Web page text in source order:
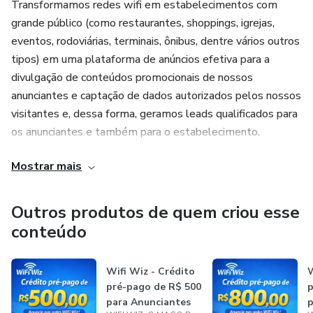
visitante de nossas redes wifi.
9. Seus anúncios param de ser exibidos quando os créditos
do pacote acabarem ou quando os limites diários
escolhidos por você forem atingidos (retomando no
próximo dia). Adquira mais créditos e acumule os novos
créditos aos existentes sem perder nada.
10. Venda mais! Mostramos o anúncio certo, para o
Adquira pacotes maiores para ter o custo de visualização
Para saber mais: https://wifiwiz.net.br/anunciantes
Transformamos redes wifi em estabelecimentos com
grande público (como restaurantes, shoppings, igrejas,
eventos, rodoviárias, terminais, ônibus, dentre vários outros
tipos) em uma plataforma de anúncios efetiva para a
divulgação de conteúdos promocionais de nossos
anunciantes e captação de dados autorizados pelos nossos
visitantes e, dessa forma, geramos leads qualificados para
os anunciantes e também para o estabelecimento.
Além de mostrar anúncios em redes wifi, também
onde toda a gestão de anúncios é feita de forma fácil e
automatizada pela nossa plataforma WEB, sem
necessidade de procedimentos manuais e perda de tempo!
Nas redes wifi, nossos visitantes fornecem seus dados em
troca de conectividade gratuita e procuram por benefícios e
Mostrar mais
Outros produtos de quem criou esse
conteúdo
Wifi Wiz - Crédito
pré-pago de R$ 500
para Anunciantes